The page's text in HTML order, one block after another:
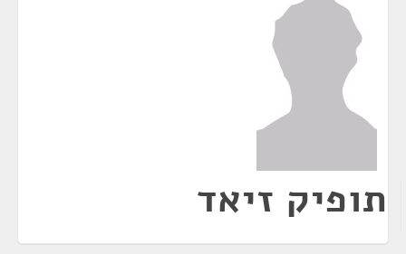
תופיק זיאד